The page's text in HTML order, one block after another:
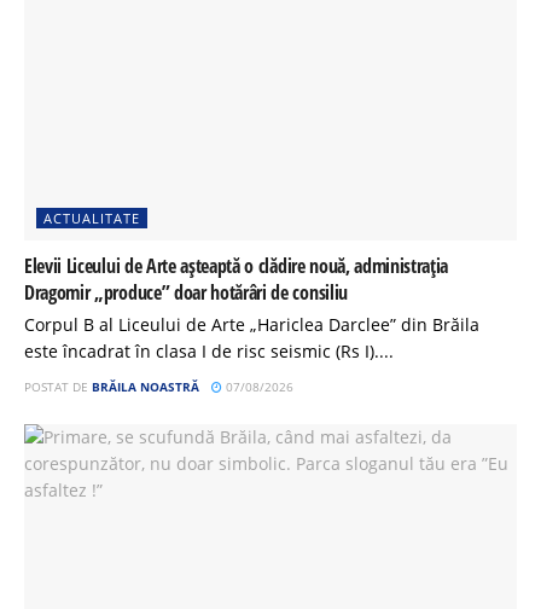
ACTUALITATE
Elevii Liceului de Arte așteaptă o clădire nouă, administrația
Dragomir „produce” doar hotărâri de consiliu
Corpul B al Liceului de Arte „Hariclea Darclee” din Brăila
este încadrat în clasa I de risc seismic (Rs I)....
POSTAT DE BRĂILA NOASTRĂ 07/08/2026